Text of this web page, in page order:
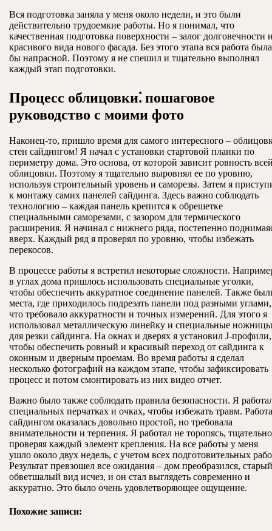
Вся подготовка заняла у меня около недели, и это были
действительно трудоемкие работы. Но я понимал, что
качественная подготовка поверхности – залог долговечности
красивого вида нового фасада. Без этого этапа вся работа была
бы напрасной. Поэтому я не спешил и тщательно выполнял
каждый этап подготовки.
Процесс облицовки⁚ пошаговое
руководство с моими фото
Наконец-то, пришло время для самого интересного –
стен сайдингом! Я начал с установки стартовой планки по
периметру дома. Это основа, от которой зависит ровность
облицовки. Поэтому я тщательно выровнял ее по уровню,
используя строительный уровень и саморезы. Затем я
к монтажу самих панелей сайдинга. Здесь важно соблюдать
технологию – каждая панель крепится к обрешетке
специальными саморезами, с зазором для термического
расширения. Я начинал с нижнего ряда, постепенно
вверх. Каждый ряд я проверял по уровню, чтобы избежать
перекосов.
В процессе работы я встретил некоторые сложности.
в углах дома пришлось использовать специальные уголки,
чтобы обеспечить аккуратное соединение панелей. Также
места, где приходилось подрезать панели под разными углами,
что требовало аккуратности и точных измерений. Для этого я
использовал металлическую линейку и специальные ножницы
для резки сайдинга. На окнах и дверях я установил J-профили,
чтобы обеспечить ровный и красивый переход от сайдинга к
оконным и дверным проемам. Во время работы я сделал
несколько фотографий на каждом этапе, чтобы зафиксировать
процесс и потом смонтировать из них видео отчет.
Важно было также соблюдать правила безопасности. Я
специальных перчатках и очках, чтобы избежать травм.
сайдингом оказалась довольно простой, но требовала
внимательности и терпения. Я работал не торопясь, тщательно
проверяя каждый элемент крепления. На все работы у меня
ушло около двух недель, с учетом всех подготовительных
Результат превзошел все ожидания – дом преобразился, старый
обветшалый вид исчез, и он стал выглядеть современно и
аккуратно. Это было очень удовлетворяющее ощущение.
Похожие записи: